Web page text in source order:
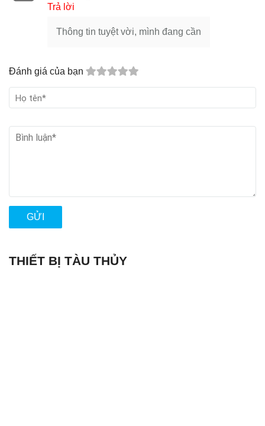
Trả lời
Thông tin tuyệt vời, mình đang cần
Đánh giá của bạn
GỬI
THIẾT BỊ TÀU THỦY